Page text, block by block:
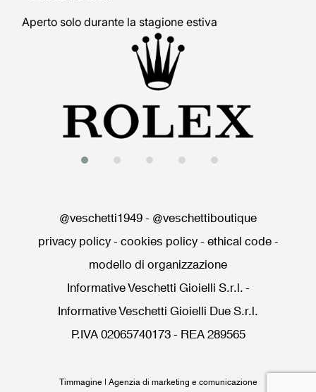
Aperto solo durante la stagione estiva
@veschetti1949- @veschettiboutique
privacy policy- cookies policy- ethical code-
modello di organizzazione
Informative Veschetti Gioielli S.r.l.-
Informative Veschetti Gioielli Due S.r.l.
P.IVA 02065740173 - REA 289565
Timmagine | Agenzia di marketing e comunicazione